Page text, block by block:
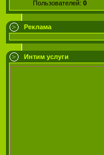
Пользователей: 0
Реклама
Интим услуги